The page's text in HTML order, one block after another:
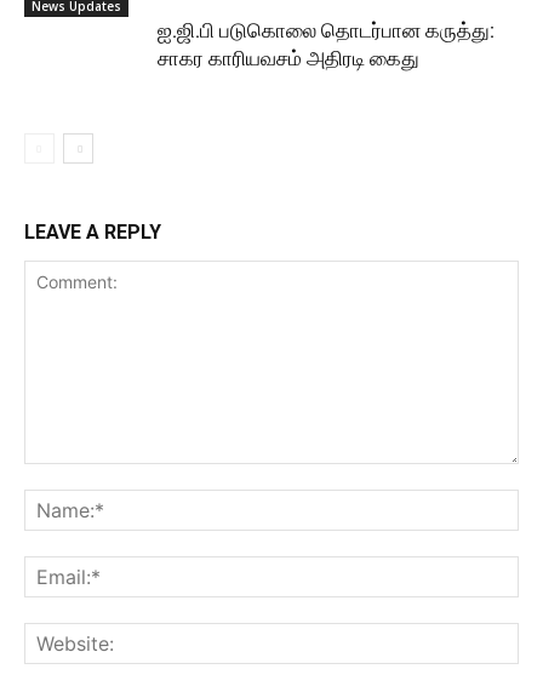
News Updates
ஐ.ஜி.பி படுகொலை தொடர்பான கருத்து:
சாகர காரியவசம் அதிரடி கைது
LEAVE A REPLY